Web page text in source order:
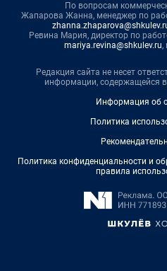
По вопросам
Жапарова Жанна, менеджер по
Ревина Мария, директор по
mariya.revina@shkulev.ru,
Редакция сайта не несет
информации, содержащейся
Информация об
Политика
Политика конфиденциальности и
правила